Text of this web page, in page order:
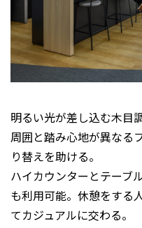
明るい光が差し込む木目
周囲と踏み心地が異なる
り替えを助ける。
ハイカウンターとテーブ
も利用可能。休憩をする
てカジュアルに交わる。